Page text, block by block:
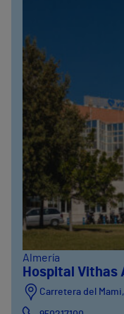
Almería
Hospital Vithas
Carretera del Mami,